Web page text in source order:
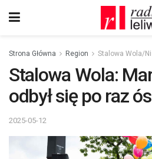
Strona Główna Region Stalowa Wola/
Stalowa Wola:
odbył się po raz
2025-05-12